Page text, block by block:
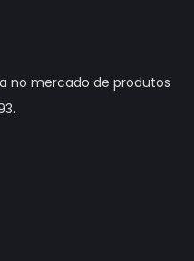
no mercado de produtos